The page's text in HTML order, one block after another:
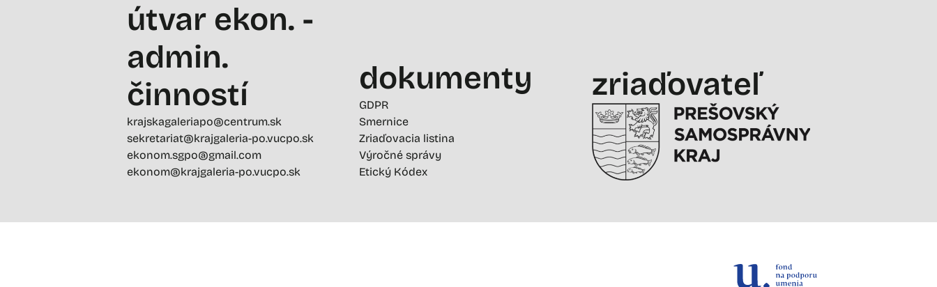
útvar ekon. -
admin.
činností
krajskagaleriapo@centrum.sk
sekretariat@krajgaleria-po.vucpo.sk
ekonom.sgpo@gmail.com
ekonom@krajgaleria-po.vucpo.sk
dokumenty
GDPR
Smernice
Zriaďovacia listina
Výročné správy
Etický Kódex
zriaďovateľ